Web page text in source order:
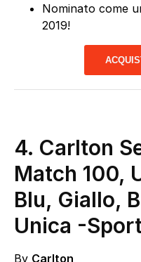
Nominato come
2019!
4. Carlton
Match 100,
Blu, Giallo,
Unica -
By Carlton